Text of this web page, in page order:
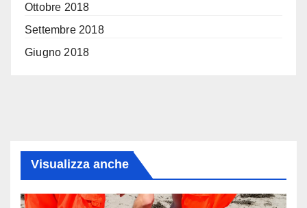
Ottobre 2018
Settembre 2018
Giugno 2018
Visualizza anche